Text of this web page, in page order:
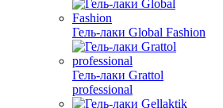
Гель-лаки Global Fashion
Гель-лаки Grattol
professional